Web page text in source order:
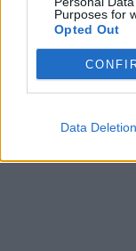
Purposes for
Opted Out
Data Deletion